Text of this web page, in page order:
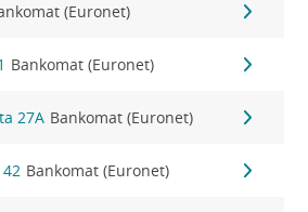
(Euronet)
Bankomat (Euronet)
27A Bankomat (Euronet)
42 Bankomat (Euronet)